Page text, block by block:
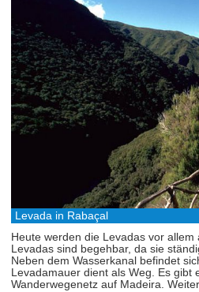
Levada in Rabaçal
Heute werden die Levadas vor
Levadas sind begehbar, da sie
Neben dem Wasserkanal befindet
Levadamauer dient als Weg. Es gibt
Wanderwegenetz auf Madeira.